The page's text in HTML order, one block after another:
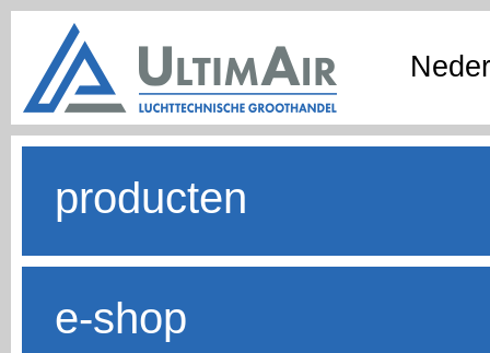
producten
e-shop